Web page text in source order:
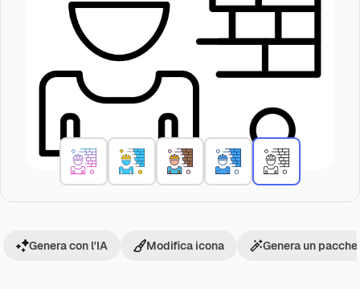
Genera con l'IA Modifica icona Genera un